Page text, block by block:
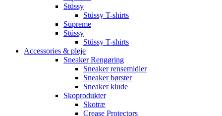
Stüssy
Stüssy T-shirts
Supreme
Stüssy
Stüssy T-shirts
Accessories & pleje
Sneaker Rengøring
Sneaker rensemidler
Sneaker børster
Sneaker klude
Skoprodukter
Skotræ
Crease Protectors